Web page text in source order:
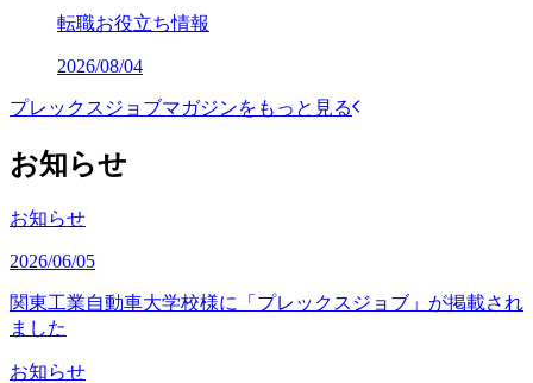
転職お役立ち情報
2026/08/04
プレックスジョブマガジンをもっと見る
お知らせ
お知らせ
2026/06/05
関東工業自動車大学校様に「プレックスジョブ」が掲載され
ました
お知らせ